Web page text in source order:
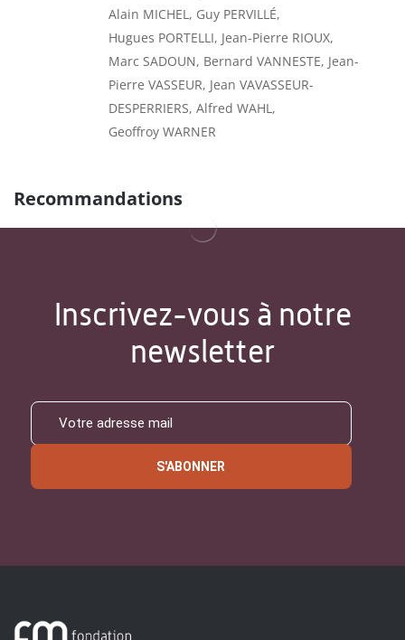
Alain MICHEL, Guy PERVILLÉ,
Hugues PORTELLI, Jean-Pierre RIOUX,
Marc SADOUN, Bernard VANNESTE, Jean-
Pierre VASSEUR, Jean VAVASSEUR-
DESPERRIERS, Alfred WAHL,
Geoffroy WARNER
Recommandations
Inscrivez-vous à notre
newsletter
S'ABONNER